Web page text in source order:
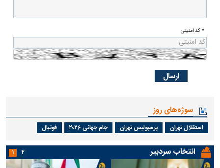
* کد امنیتی
سوژه‌های روز
استقلال تهران پرسپولیس تهران جام جهانی ۲۰۲۶ فوتبال
انتخاب سردبیر ۱ ۲